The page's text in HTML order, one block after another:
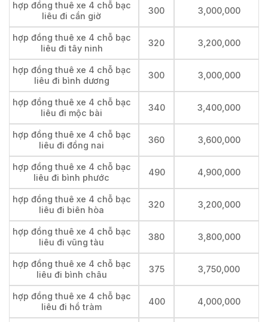
hợp đồng thuê xe 4 chỗ bạc
liêu đi cần giờ
300 3,000,000
hợp đồng thuê xe 4 chỗ bạc
liêu đi tây ninh
320 3,200,000
hợp đồng thuê xe 4 chỗ bạc
liêu đi bình dương
300 3,000,000
hợp đồng thuê xe 4 chỗ bạc
liêu đi mộc bài
340 3,400,000
hợp đồng thuê xe 4 chỗ bạc
liêu đi đồng nai
360 3,600,000
hợp đồng thuê xe 4 chỗ bạc
liêu đi bình phước
490 4,900,000
hợp đồng thuê xe 4 chỗ bạc
liêu đi biên hòa
320 3,200,000
hợp đồng thuê xe 4 chỗ bạc
liêu đi vũng tàu
380 3,800,000
hợp đồng thuê xe 4 chỗ bạc
liêu đi bình châu
375 3,750,000
hợp đồng thuê xe 4 chỗ bạc
liêu đi hồ tràm
400 4,000,000